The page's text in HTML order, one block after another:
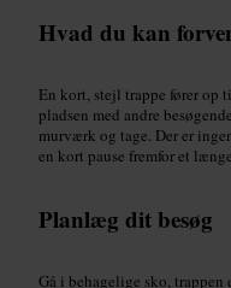
Hvad du kan
En kort, stejl trappe fører op
pladsen med andre
murværk og tage. Der er
en kort pause fremfor et
Planlæg dit besøg
Gå i behagelige sko,